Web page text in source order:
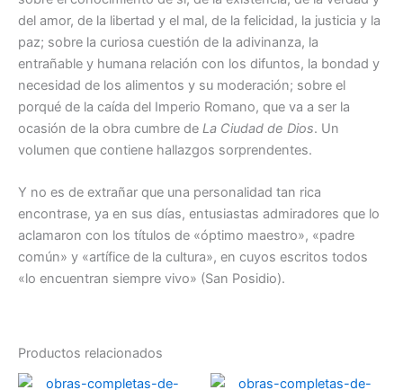
del amor, de la libertad y el mal, de la felicidad, la justicia y la
paz; sobre la curiosa cuestión de la adivinanza, la
entrañable y humana relación con los difuntos, la bondad y
necesidad de los alimentos y su moderación; sobre el
porqué de la caída del Imperio Romano, que va a ser la
ocasión de la obra cumbre de La Ciudad de Dios. Un
volumen que contiene hallazgos sorprendentes.
Y no es de extrañar que una personalidad tan rica
encontrase, ya en sus días, entusiastas admiradores que lo
aclamaron con los títulos de «óptimo maestro», «padre
común» y «artífice de la cultura», en cuyos escritos todos
«lo encuentran siempre vivo» (San Posidio).
Productos relacionados